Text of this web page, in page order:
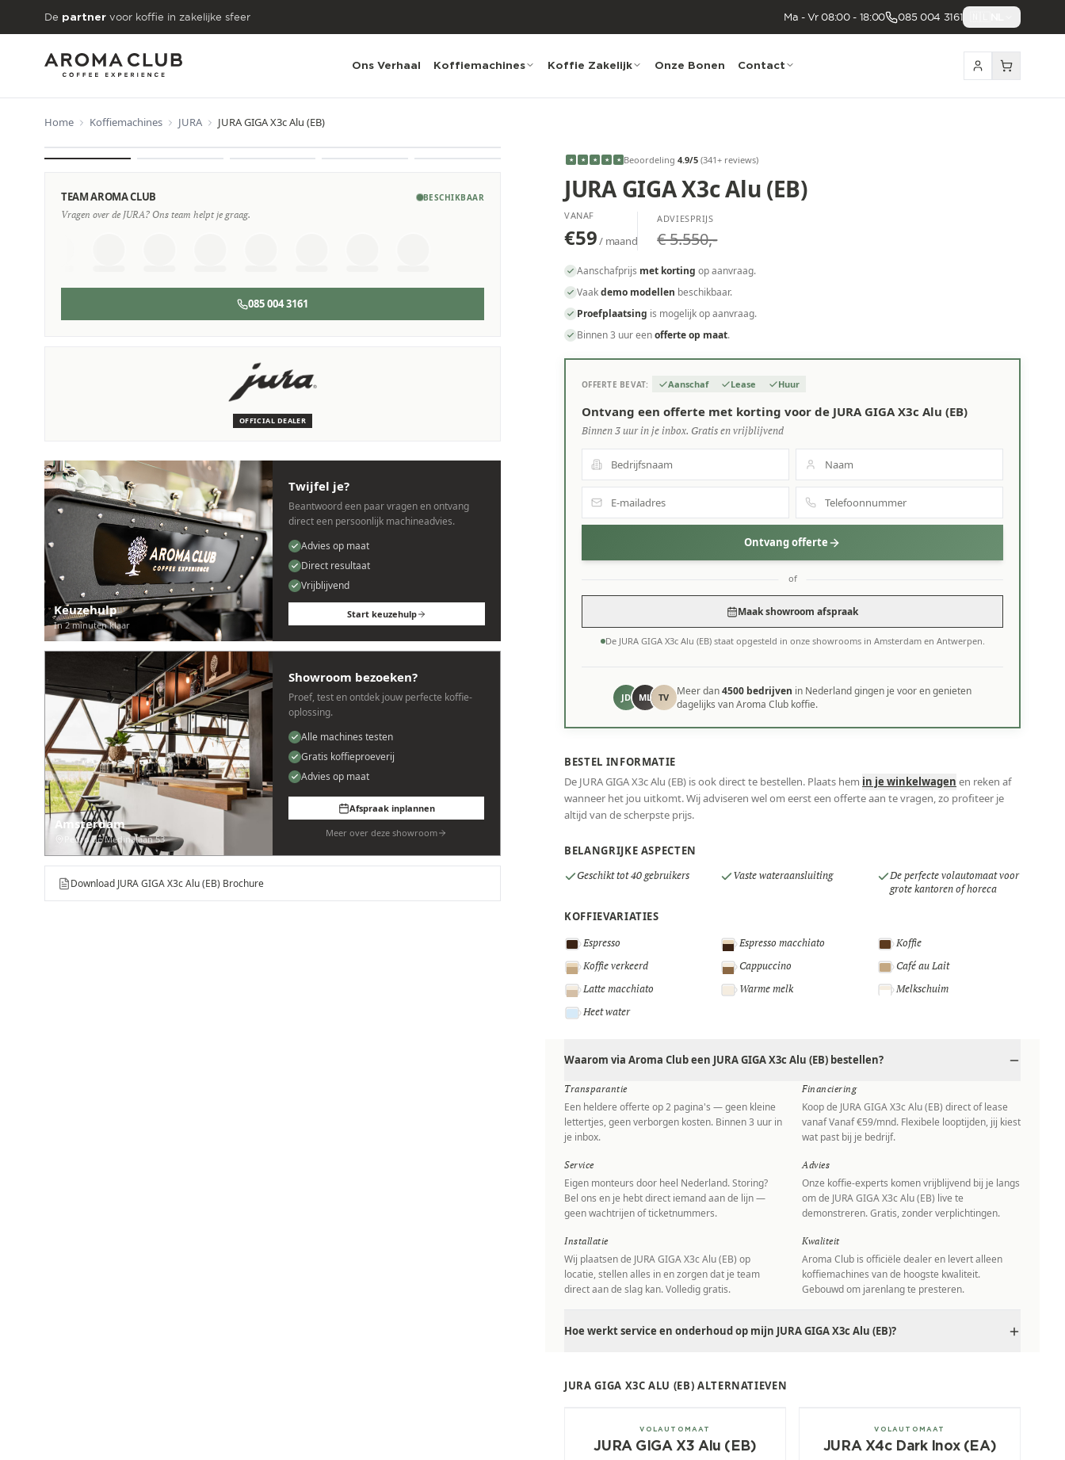
Skip to main content
De partner voor koffie in zakelijke sfeer Ma - Vr 08:00 - 18:00 085 004 3161
Ons Verhaal Koffiemachines Koffie Zakelijk Onze Bonen Contact
Home Koffiemachines JURA JURA GIGA X3c Alu (EB)
TEAM AROMA CLUB BESCHIKBAAR
Vragen over de JURA? Ons team helpt je graag.
085 004 3161
OFFICIAL DEALER
Keuzehulp
In 2 minuten klaar
Twijfel je?
Beantwoord een paar vragen en ontvang
direct een persoonlijk machineadvies.
Advies op maat
Direct resultaat
Vrijblijvend
Start keuzehulp
Amsterdam
Pedro de Medinalaan 53
Showroom bezoeken?
Proef, test en ontdek jouw perfecte koffie-
oplossing.
Alle machines testen
Gratis koffieproeverij
Advies op maat
Afspraak inplannen
Meer over deze showroom
Download JURA GIGA X3c Alu (EB) Brochure
★ ★ ★ ★ ★ Beoordeling 4.9/5 (341+ reviews)
JURA GIGA X3c Alu (EB)
VANAF
€59/ maand
ADVIESPRIJS
€ 5.550,-
Aanschafprijs met korting op aanvraag.
Vaakdemo modellen beschikbaar.
Proefplaatsing is mogelijk op aanvraag.
Binnen 3 uur eenofferte op maat.
OFFERTE BEVAT: Aanschaf Lease Huur
Ontvang een offerte met korting voor de JURA GIGA X3c Alu (EB)
Binnen 3 uur in je inbox. Gratis en vrijblijvend
Ontvang offerte
of
Maak showroom afspraak
De JURA GIGA X3c Alu (EB) staat opgesteld in onze showrooms in Amsterdam en Antwerpen.
JD ML TV Meer dan4500 bedrijven in Nederland gingen je voor en genieten
dagelijks van Aroma Club koffie.
BESTEL INFORMATIE
De JURA GIGA X3c Alu (EB) is ook direct te bestellen. Plaats hem in je winkelwagen en reken af
wanneer het jou uitkomt. Wij adviseren wel om eerst een offerte aan te vragen, zo profiteer je
altijd van de scherpste prijs.
BELANGRIJKE ASPECTEN
Geschikt tot 40 gebruikers
Vaste wateraansluiting
De perfecte volautomaat voor
grote kantoren of horeca
KOFFIEVARIATIES
Espresso
Espresso macchiato
Koffie
Koffie verkeerd
Cappuccino
Café au Lait
Latte macchiato
Warme melk
Melkschuim
Heet water
Waarom via Aroma Club een JURA GIGA X3c Alu (EB) bestellen?
Transparantie
Een heldere offerte op 2 pagina's — geen kleine
lettertjes, geen verborgen kosten. Binnen 3 uur in
je inbox.
Financiering
Koop de JURA GIGA X3c Alu (EB) direct of lease
vanaf Vanaf €59/mnd. Flexibele looptijden, jij kiest
wat past bij je bedrijf.
Service
Eigen monteurs door heel Nederland. Storing?
Bel ons en je hebt direct iemand aan de lijn —
geen wachtrijen of ticketnummers.
Advies
Onze koffie-experts komen vrijblijvend bij je langs
om de JURA GIGA X3c Alu (EB) live te
demonstreren. Gratis, zonder verplichtingen.
Installatie
Wij plaatsen de JURA GIGA X3c Alu (EB) op
locatie, stellen alles in en zorgen dat je team
direct aan de slag kan. Volledig gratis.
Kwaliteit
Aroma Club is officiële dealer en levert alleen
koffiemachines van de hoogste kwaliteit.
Gebouwd om jarenlang te presteren.
Hoe werkt service en onderhoud op mijn JURA GIGA X3c Alu (EB)?
JURA GIGA X3C ALU (EB) ALTERNATIEVEN
VOLAUTOMAAT
JURA GIGA X3 Alu (EB)
± 100/dagVOLAUTOMAAT
JURA X4c Dark Inox (EA)